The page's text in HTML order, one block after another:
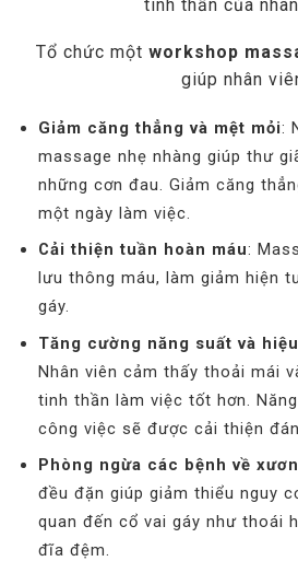
tinh thần của
Tổ chức một workshop
giúp nhân
Giảm căng thẳng và mệt mỏi:
massage nhẹ nhàng giúp thư
những cơn đau. Giảm căng
một ngày làm việc.
Cải thiện tuần hoàn máu:
lưu thông máu, làm giảm hiện
gáy.
Tăng cường năng suất và
Nhân viên cảm thấy thoải mái
tinh thần làm việc tốt hơn.
công việc sẽ được cải thiện
Phòng ngừa các bệnh về
đều đặn giúp giảm thiểu nguy
quan đến cổ vai gáy như thoái
đĩa đệm.